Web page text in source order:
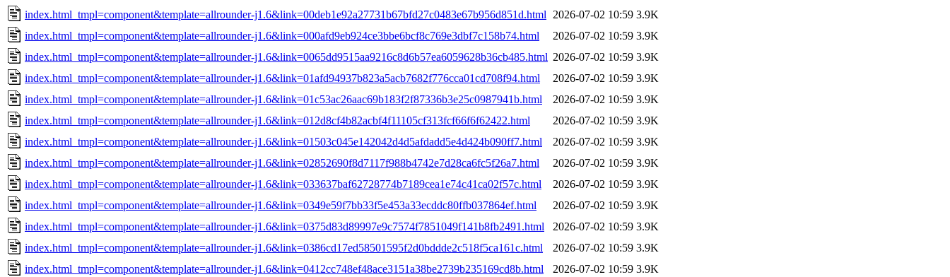
index.html_tmpl=component&template=allrounder-j1.6&link=00deb1e92a27731b67bfd27c0483e67b956d851d.html
2026-07-02 10:59 3.9K
index.html_tmpl=component&template=allrounder-j1.6&link=000afd9eb924ce3bbe6bcf8c769e3dbf7c158b74.html
2026-07-02 10:59 3.9K
index.html_tmpl=component&template=allrounder-j1.6&link=0065dd9515aa9216c8d6b57ea6059628b36cb485.html 2026-07-02 10:59 3.9K
index.html_tmpl=component&template=allrounder-j1.6&link=01afd94937b823a5acb7682f776cca01cd708f94.html
2026-07-02 10:59 3.9K
index.html_tmpl=component&template=allrounder-j1.6&link=01c53ac26aac69b183f2f87336b3e25c0987941b.html
2026-07-02 10:59 3.9K
index.html_tmpl=component&template=allrounder-j1.6&link=012d8cf4b82acbf4f11105cf313fcf66f6f62422.html
2026-07-02 10:59 3.9K
index.html_tmpl=component&template=allrounder-j1.6&link=01503c045e142042d4d5afdadd5e4d424b090ff7.html
2026-07-02 10:59 3.9K
index.html_tmpl=component&template=allrounder-j1.6&link=02852690f8d7117f988b4742e7d28ca6fc5f26a7.html
2026-07-02 10:59 3.9K
index.html_tmpl=component&template=allrounder-j1.6&link=033637baf62728774b7189cea1e74c41ca02f57c.html
2026-07-02 10:59 3.9K
index.html_tmpl=component&template=allrounder-j1.6&link=0349e59f7bb33f5e453a33ecddc80ffb037864ef.html
2026-07-02 10:59 3.9K
index.html_tmpl=component&template=allrounder-j1.6&link=0375d83d89997e9c7574f7851049f141b8fb2491.html
2026-07-02 10:59 3.9K
index.html_tmpl=component&template=allrounder-j1.6&link=0386cd17ed58501595f2d0bddde2c518f5ca161c.html
2026-07-02 10:59 3.9K
index.html_tmpl=component&template=allrounder-j1.6&link=0412cc748ef48ace3151a38be2739b235169cd8b.html
2026-07-02 10:59 3.9K